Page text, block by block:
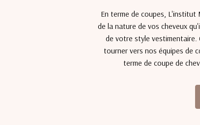
En terme de coupes,
de la nature de vos cheveux
de votre style vestimentaire.
tourner vers nos équipes de
terme de coupe de